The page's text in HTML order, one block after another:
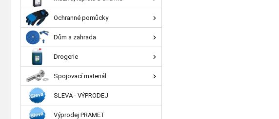
Ochranné pomůcky
Dům a zahrada
Drogerie
Spojovací materiál
SLEVA - VÝPRODEJ
Výprodej PRAMET